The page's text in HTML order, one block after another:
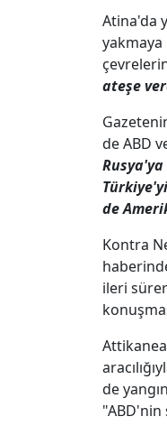
Atina'da
yakmaya
ateşe
de ABD
Rusya'ya
de
Kontra
ileri
de
"ABD'nin